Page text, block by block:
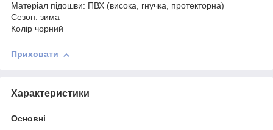
Матеріал підошви: ПВХ (висока, гнучка, протекторна)
Сезон: зима
Колір чорний
Приховати
Характеристики
Основні